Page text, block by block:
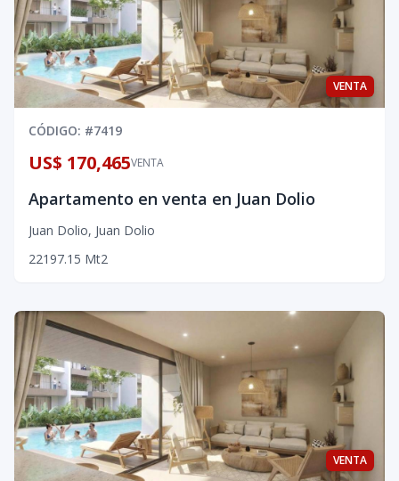
VENTA
CÓDIGO: #7419
VENTA
US$ 170,465
Apartamento en venta en Juan Dolio
Juan Dolio, Juan Dolio
22197.15 Mt2
VENTA